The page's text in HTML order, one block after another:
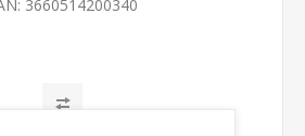
3660514200340